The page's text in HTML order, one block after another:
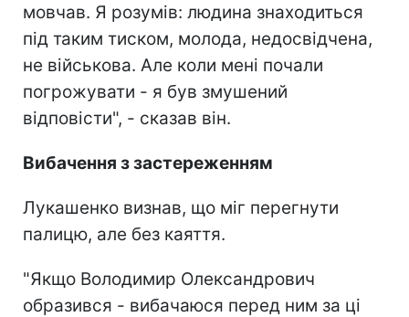
мовчав. Я розумів: людина знаходиться
під таким тиском, молода, недосвідчена,
не військова. Але коли мені почали
погрожувати - я був змушений
відповісти", - сказав він.
Вибачення з застереженням
Лукашенко визнав, що міг перегнути
палицю, але без каяття.
"Якщо Володимир Олександрович
образився - вибачаюся перед ним за ці